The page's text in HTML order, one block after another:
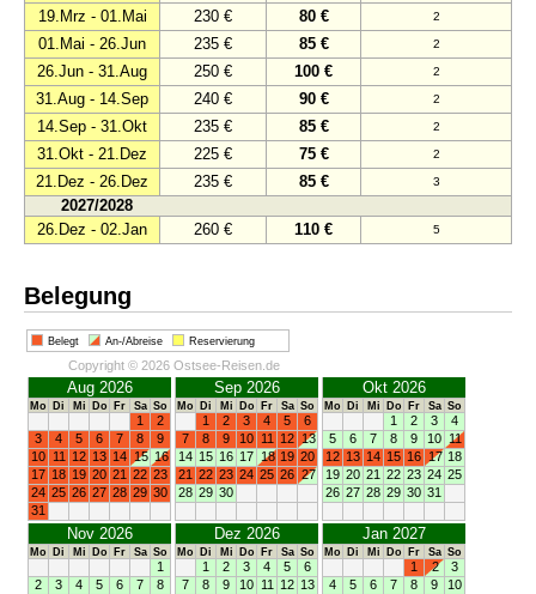
19.Mrz - 01.Mai 230 € 80 € 2
01.Mai - 26.Jun 235 € 85 € 2
26.Jun - 31.Aug 250 € 100 € 2
31.Aug - 14.Sep 240 € 90 € 2
14.Sep - 31.Okt 235 € 85 € 2
31.Okt - 21.Dez 225 € 75 € 2
21.Dez - 26.Dez 235 € 85 € 3
2027/2028
26.Dez - 02.Jan
260 € 110 € 5
Belegung
Belegt An-/Abreise Reservierung
Copyright © 2026 Ostsee-Reisen.de
Aug 2026
Mo Di Mi Do Fr Sa So
1
2
3
4 5 6 7 8
9
10 11 12 13 14 15 16
17 18 19 20 21 22 23
24 25 26 27 28 29 30
31
Sep 2026
Mo Di Mi Do Fr Sa So
1 2 3 4 5
6
7
8 9 10 11 12 13
14 15 16 17 18 19 20
21 22 23 24 25 26 27
28 29 30
Okt 2026
Mo Di Mi Do Fr Sa So
1 2 3
4
5
6 7 8 9 10 11
12 13 14 15 16 17 18
19 20 21 22 23 24 25
26 27 28 29 30 31
Nov 2026
Mo Di Mi Do Fr Sa So
1
2
3 4 5 6 7
8
Dez 2026
Mo Di Mi Do Fr Sa So
1 2 3 4 5
6
7
8 9 10 11 12 13
Jan 2027
Mo Di Mi Do Fr Sa So
1 2
3
4
5 6 7 8 9
10